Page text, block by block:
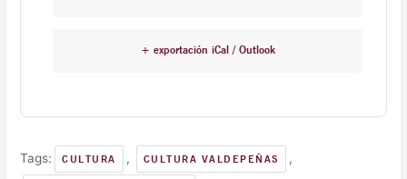
+ exportación iCal / Outlook
Tags: CULTURA , CULTURA VALDEPEÑAS ,